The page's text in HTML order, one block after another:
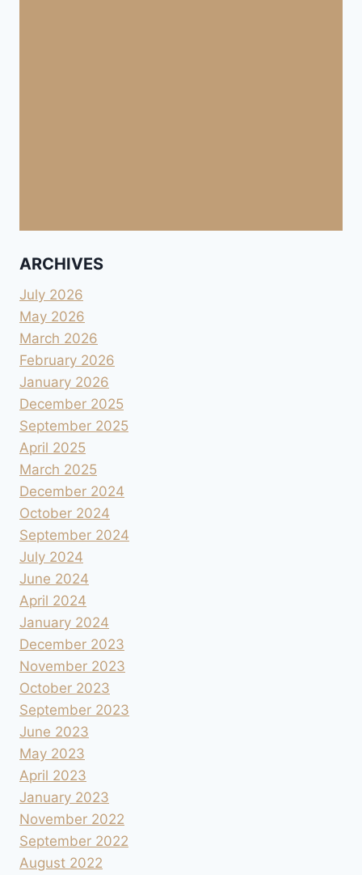
ARCHIVES
July 2026
May 2026
March 2026
February 2026
January 2026
December 2025
September 2025
April 2025
March 2025
December 2024
October 2024
September 2024
July 2024
June 2024
April 2024
January 2024
December 2023
November 2023
October 2023
September 2023
June 2023
May 2023
April 2023
January 2023
November 2022
September 2022
August 2022